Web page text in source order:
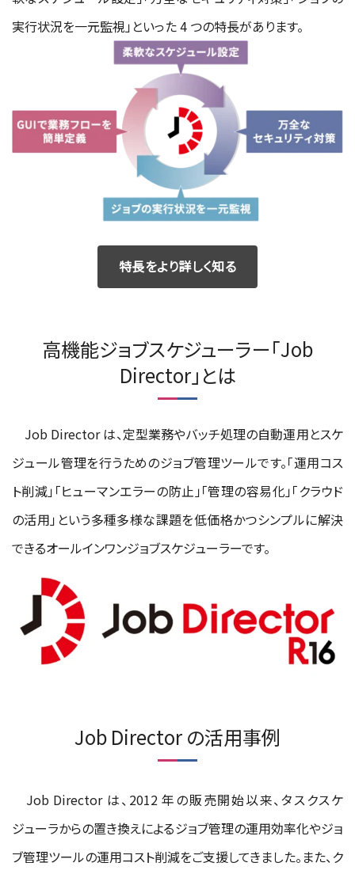
実行状況を一元監視」といった 4 つの特長があります。
特長をより詳しく知る
高機能ジョブスケジューラー「Job
Director」とは
Job Director は、定型業務やバッチ処理の自動運用とスケ
ジュール管理を行うためのジョブ管理ツールです。「運用コス
ト削減」「ヒューマンエラーの防止」「管理の容易化」「クラウド
の活用」という多種多様な課題を低価格かつシンプルに解決
できるオールインワンジョブスケジューラーです。
Job Director の活用事例
Job Director は、2012 年の販売開始以来、タスクスケ
ジューラからの置き換えによるジョブ管理の運用効率化やジョ
ブ管理ツールの運用コスト削減をご支援してきました。また、ク